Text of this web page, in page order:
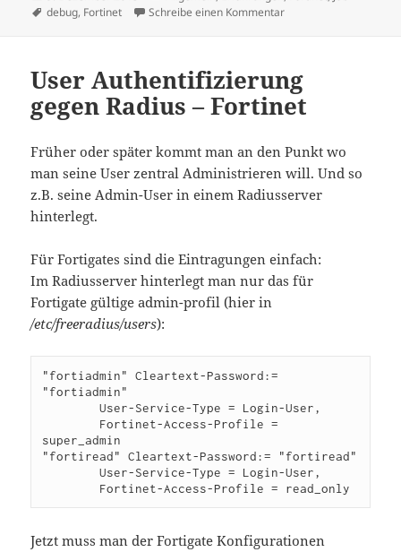
am
Schlagwörter
debug, Fortinet Schreibe einen Kommentarzu Fortigate: Debug
User Authentifizierung
gegen Radius – Fortinet
Früher oder später kommt man an den Punkt wo
man seine User zentral Administrieren will. Und so
z.B. seine Admin-User in einem Radiusserver
hinterlegt.
Für Fortigates sind die Eintragungen einfach:
Im Radiusserver hinterlegt man nur das für
Fortigate gültige admin-profil (hier in
/etc/freeradius/users):
"fortiadmin" Cleartext-Password:=
"fortiadmin"
        User-Service-Type = Login-User,
super_admin
"fortiread" Cleartext-Password:= "fortiread"
        User-Service-Type = Login-User,
Jetzt muss man der Fortigate Konfigurationen